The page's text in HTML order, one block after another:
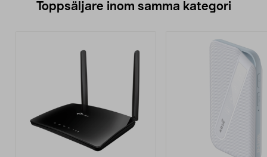
Toppsäljare inom samma kategori